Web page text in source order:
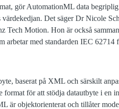
gör AutomationML data
Det säger Dr Nicole
Tech Motion. Hon är också
arbetar med standarden IEC
baserat på XML och särskilt
för att stödja datautbyte i en
är objektorienterat och tillåter